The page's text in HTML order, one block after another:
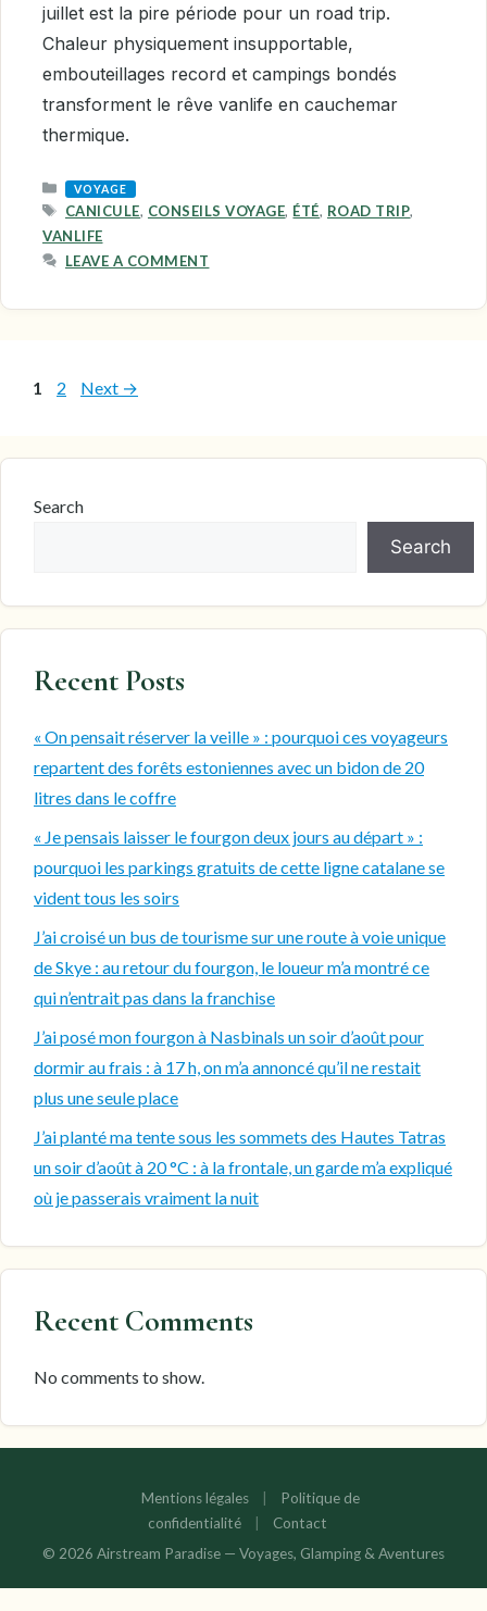
juillet est la pire période pour un road trip.
Chaleur physiquement insupportable,
embouteillages record et campings bondés
transforment le rêve vanlife en cauchemar
thermique.
CATEGORIES
VOYAGE
TAGS
CANICULE, CONSEILS VOYAGE, ÉTÉ, ROAD TRIP,
VANLIFE
LEAVE A COMMENT
Page
1 Page
2 Next →
Search
Search
Recent Posts
« On pensait réserver la veille » : pourquoi ces voyageurs
repartent des forêts estoniennes avec un bidon de 20
litres dans le coffre
« Je pensais laisser le fourgon deux jours au départ » :
pourquoi les parkings gratuits de cette ligne catalane se
vident tous les soirs
J’ai croisé un bus de tourisme sur une route à voie unique
de Skye : au retour du fourgon, le loueur m’a montré ce
qui n’entrait pas dans la franchise
J’ai posé mon fourgon à Nasbinals un soir d’août pour
dormir au frais : à 17 h, on m’a annoncé qu’il ne restait
plus une seule place
J’ai planté ma tente sous les sommets des Hautes Tatras
un soir d’août à 20 °C : à la frontale, un garde m’a expliqué
où je passerais vraiment la nuit
Recent Comments
No comments to show.
Mentions légales
Politique de
confidentialité
Contact
© 2026 Airstream Paradise — Voyages, Glamping & Aventures